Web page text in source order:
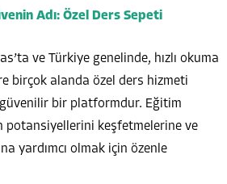
Adı: Özel Ders Sepeti
ve Türkiye genelinde, hızlı okuma
birçok alanda özel ders hizmeti
bir platformdur. Eğitim
potansiyellerini keşfetmelerine ve
yardımcı olmak için özenle